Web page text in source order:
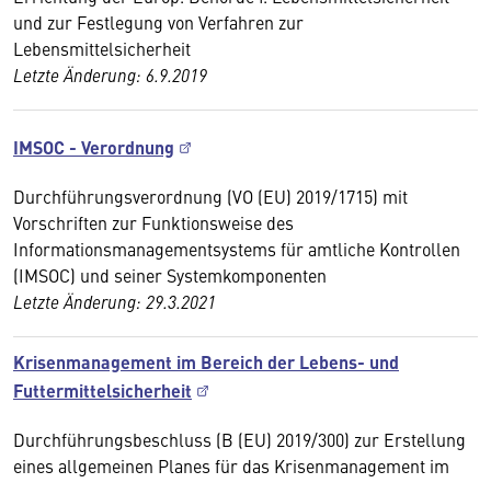
und zur Festlegung von Verfahren zur
Lebensmittelsicherheit
Letzte Änderung: 6.9.2019
IMSOC - Verordnung
Durchführungsverordnung (VO (EU) 2019/1715) mit
Vorschriften zur Funktionsweise des
Informationsmanagementsystems für amtliche Kontrollen
(IMSOC) und seiner Systemkomponenten
Letzte Änderung: 29.3.2021
Krisenmanagement im Bereich der Lebens- und
Futtermittelsicherheit
Durchführungsbeschluss (B (EU) 2019/300) zur Erstellung
eines allgemeinen Planes für das Krisenmanagement im